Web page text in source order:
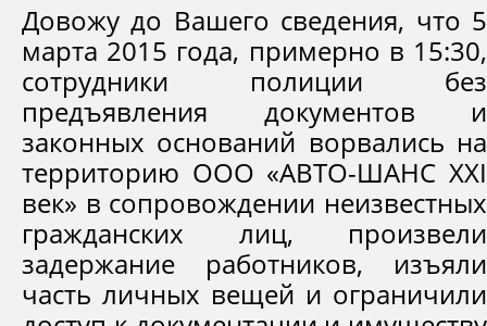
Довожу до Вашего сведения, что 5
марта 2015 года, примерно в 15:30,
сотрудники полиции без
предъявления документов и
законных оснований ворвались на
территорию ООО «АВТО-ШАНС XXI
век» в сопровождении неизвестных
гражданских лиц, произвели
задержание работников, изъяли
часть личных вещей и ограничили